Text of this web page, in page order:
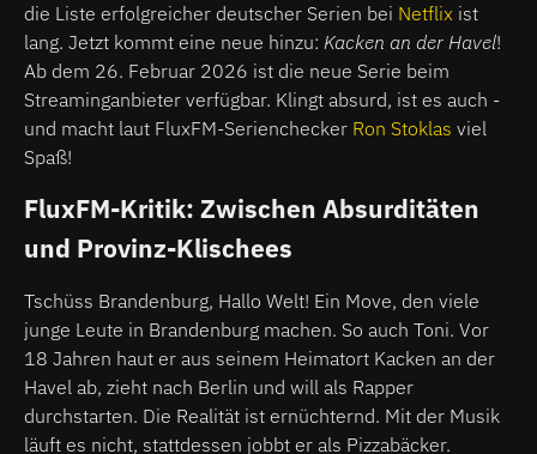
die Liste erfolgreicher deutscher Serien bei Netflix ist
lang. Jetzt kommt eine neue hinzu: Kacken an der Havel!
Ab dem 26. Februar 2026 ist die neue Serie beim
Streaminganbieter verfügbar. Klingt absurd, ist es auch -
und macht laut FluxFM-Serienchecker Ron Stoklas viel
Spaß!
FluxFM-Kritik: Zwischen Absurditäten
und Provinz-Klischees
Tschüss Brandenburg, Hallo Welt! Ein Move, den viele
junge Leute in Brandenburg machen. So auch Toni. Vor
18 Jahren haut er aus seinem Heimatort Kacken an der
Havel ab, zieht nach Berlin und will als Rapper
durchstarten. Die Realität ist ernüchternd. Mit der Musik
läuft es nicht, stattdessen jobbt er als Pizzabäcker.